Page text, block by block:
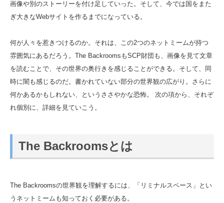
画像や別のストーリーを付け足していった。そして、今では国をまた
ぎ大きなWebサイトを作るまでになっている。
何が人々を惹きつけるのか。それは、この2つのネットミームが持つ
雰囲気にあるだろう。The BackroomsもSCP財団も、画像を見て文章
を読むことで、その世界の奥行きを感じることができる。そして、同
時に闇も感じるのだ。書かれていない部分の世界観の広がり。さらに
何かあるかもしれない、というささやかな恐怖。 次の項から、それぞ
れ個別に、詳細を見ていこう。
The Backroomsとは
The Backroomsの世界観を理解するには、「リミナルスペース」とい
うネットミームも知っておく必要がある。